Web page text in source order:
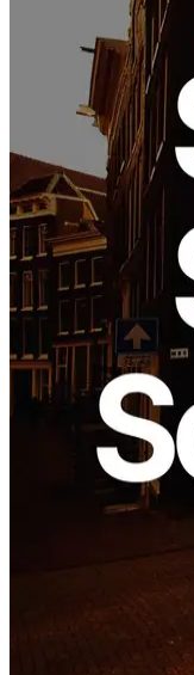
ELSOUL LABO B.V.
Fumitake Kawasaki）
約之後，Solana 專屬
服器產品線（含
售罄更新及阿
Solana 網路資料：
阿姆斯特丹是歐洲最
和金融基礎設施。約
約 20% 位於法蘭克
城市，下一個區塊領
所有此前確保的庫存